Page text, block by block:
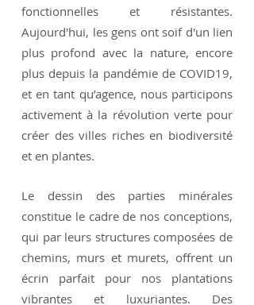
fonctionnelles et résistantes.
Aujourd'hui, les gens ont soif d'un lien
plus profond avec la nature, encore
plus depuis la pandémie de COVID19,
et en tant qu’agence, nous participons
activement à la révolution verte pour
créer des villes riches en biodiversité
et en plantes.
Le dessin des parties minérales
constitue le cadre de nos conceptions,
qui par leurs structures composées de
chemins, murs et murets, offrent un
écrin parfait pour nos plantations
vibrantes et luxuriantes. Des